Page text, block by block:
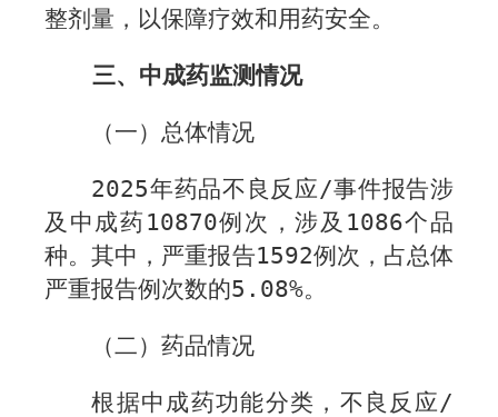
整剂量，以保障疗效和用药安全。
三、中成药监测情况
（一）总体情况
2025年药品不良反应/事件报告涉
及中成药 10870例次，涉及 1086个品
种。其中，严重报告1592例次，占总体
严重报告例次数的5.08%。
（二）药品情况
根据中成药功能分类，不良反应/